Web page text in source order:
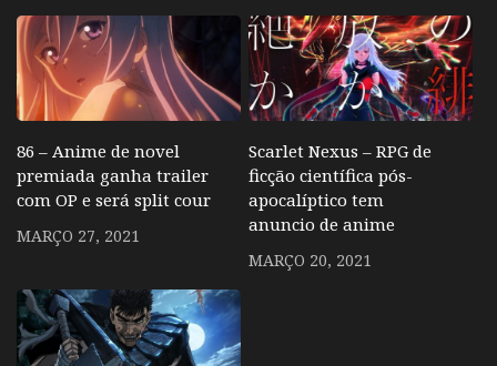
86 – Anime de novel
premiada ganha trailer
com OP e será split cour
MARÇO 27, 2021
Scarlet Nexus – RPG de
ficção científica pós-
apocalíptico tem
anuncio de anime
MARÇO 20, 2021